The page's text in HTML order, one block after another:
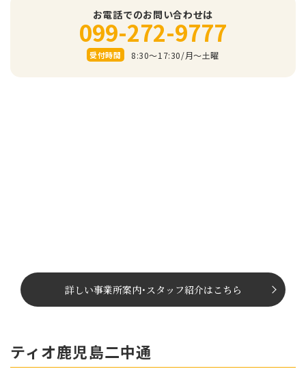
お電話でのお問い合わせは
099-272-9777
受付時間 8:30～17:30/⽉〜⼟曜
詳しい事業所案内･ スタッフ紹介はこちら
ティオ鹿児島二中通